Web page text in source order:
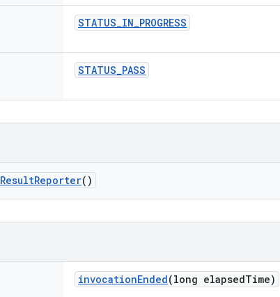
STATUS_IN_PROGRESS
STATUS_PASS
ResultReporter()
invocationEnded(long elapsedTime)